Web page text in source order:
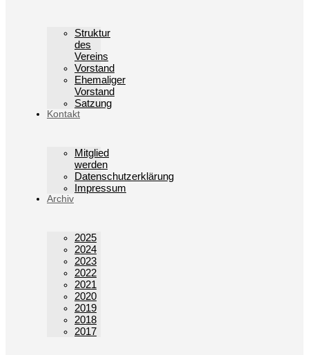
Struktur
des
Vereins
Vorstand
Ehemaliger
Vorstand
Satzung
Kontakt
Mitglied
werden
Datenschutzerklärung
Impressum
Archiv
2025
2024
2023
2022
2021
2020
2019
2018
2017